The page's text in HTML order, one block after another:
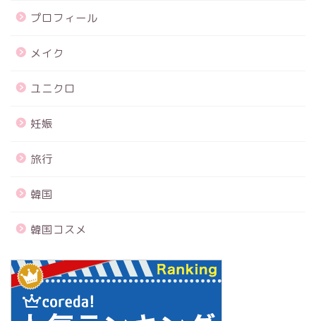
プロフィール
メイク
ユニクロ
妊娠
旅行
韓国
韓国コスメ